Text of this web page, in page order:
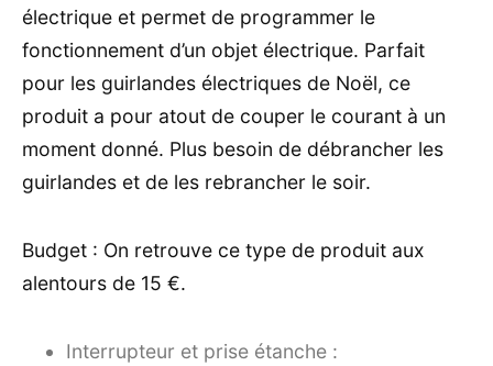
électrique et permet de programmer le
fonctionnement d’un objet électrique. Parfait
pour les guirlandes électriques de Noël, ce
produit a pour atout de couper le courant à un
moment donné. Plus besoin de débrancher les
guirlandes et de les rebrancher le soir.
Budget : On retrouve ce type de produit aux
alentours de 15 €.
Interrupteur et prise étanche :